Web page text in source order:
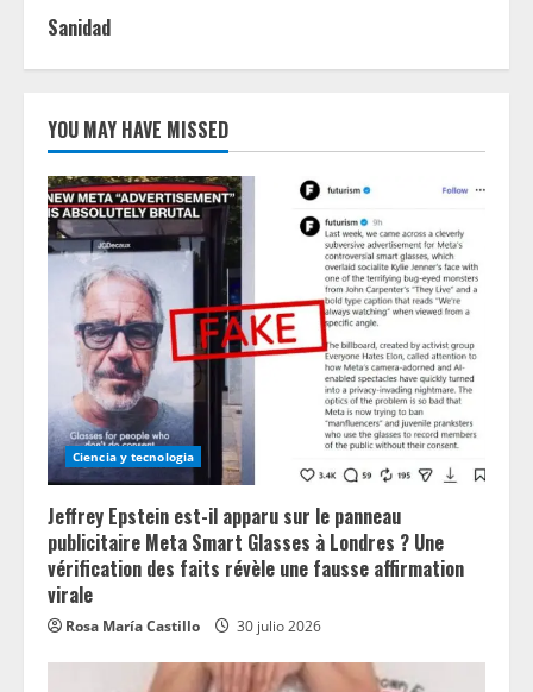
Sanidad
YOU MAY HAVE MISSED
Ciencia y tecnologia
Jeffrey Epstein est-il apparu sur le panneau
publicitaire Meta Smart Glasses à Londres ? Une
vérification des faits révèle une fausse affirmation
virale
Rosa María Castillo 30 julio 2026